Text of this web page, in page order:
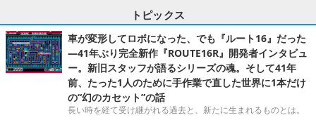
トピックス
車が変形してロボになった、でも『ルート16』だった
―41年ぶり完全新作『ROUTE16R』開発者インタビュ
ー。新旧スタッフが語るシリーズの魂。そして41年
前、たった1人のために手作業で直した世界に1本だけ
の“幻のカセット”の話
長い時を経て受け継がれる過去と、新たに生まれるものとは。